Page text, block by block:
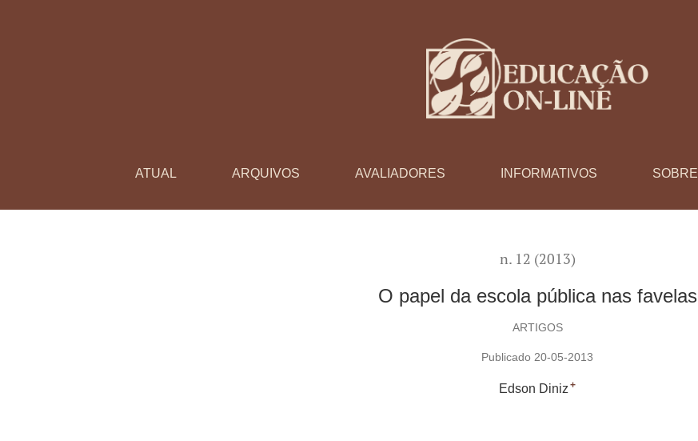
ATUAL ARQUIVOS AVALIADORES INFORMATIVOS SOBRE
n. 12 (2013)
O papel da escola pública nas favelas
ARTIGOS
Publicado 20-05-2013
Edson Diniz +